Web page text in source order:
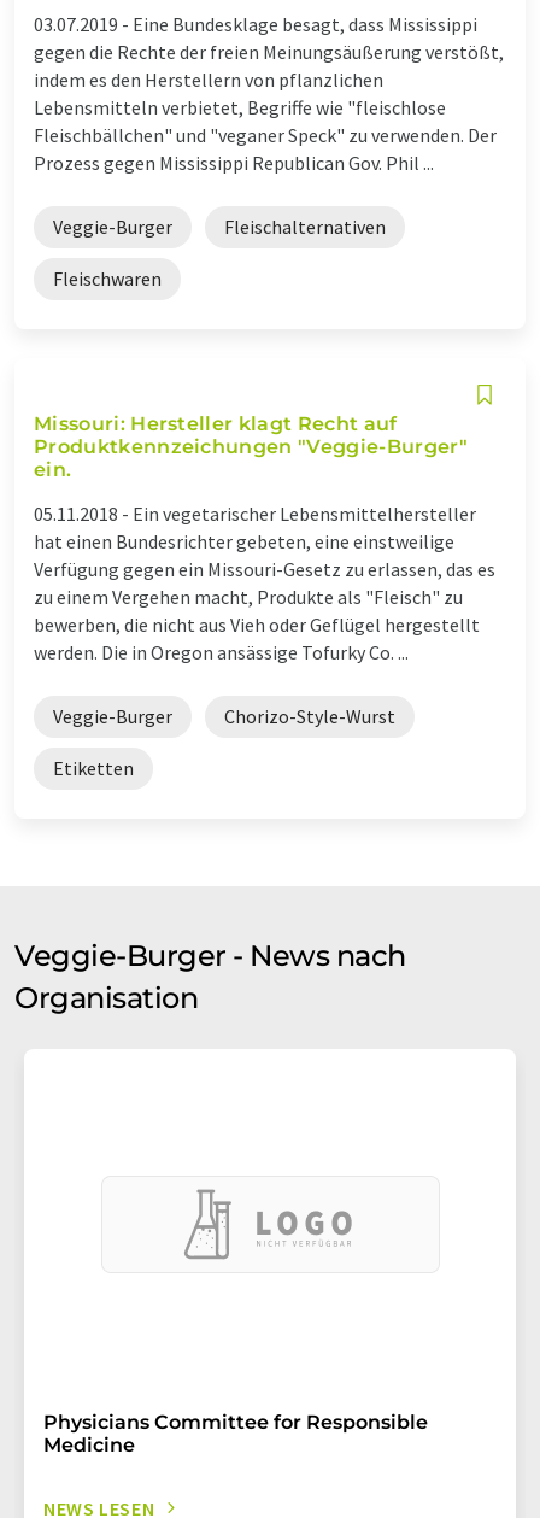
03.07.2019 - Eine Bundesklage besagt, dass Mississippi
gegen die Rechte der freien Meinungsäußerung verstößt,
indem es den Herstellern von pflanzlichen
Lebensmitteln verbietet, Begriffe wie "fleischlose
Fleischbällchen" und "veganer Speck" zu verwenden. Der
Prozess gegen Mississippi Republican Gov. Phil ...
Veggie-Burger Fleischalternativen
Fleischwaren
Missouri: Hersteller klagt Recht auf
Produktkennzeichungen "Veggie-Burger"
ein.
05.11.2018 - Ein vegetarischer Lebensmittelhersteller
hat einen Bundesrichter gebeten, eine einstweilige
Verfügung gegen ein Missouri-Gesetz zu erlassen, das es
zu einem Vergehen macht, Produkte als "Fleisch" zu
bewerben, die nicht aus Vieh oder Geflügel hergestellt
werden. Die in Oregon ansässige Tofurky Co. ...
Veggie-Burger Chorizo-Style-Wurst
Etiketten
Veggie-Burger - News nach
Organisation
Physicians Committee for Responsible
Medicine
NEWS LESEN